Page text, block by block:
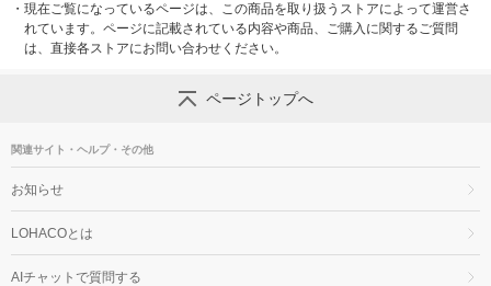
・ 現在ご覧になっているページは、この商品を取り扱うストアによって運営さ
れています。ページに記載されている内容や商品、ご購入に関するご質問
は、直接各ストアにお問い合わせください。
ページトップへ
関連サイト・ヘルプ・その他
お知らせ
LOHACOとは
AIチャットで質問する